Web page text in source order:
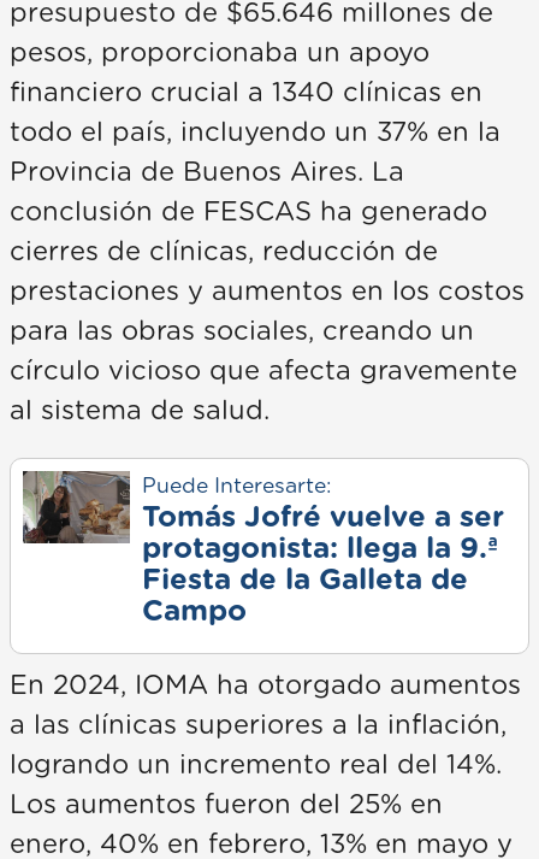
presupuesto de $65.646 millones de
pesos, proporcionaba un apoyo
financiero crucial a 1340 clínicas en
todo el país, incluyendo un 37% en la
Provincia de Buenos Aires. La
conclusión de FESCAS ha generado
cierres de clínicas, reducción de
prestaciones y aumentos en los costos
para las obras sociales, creando un
círculo vicioso que afecta gravemente
al sistema de salud.
Puede Interesarte:
Tomás Jofré vuelve a ser
protagonista: llega la 9.ª
Fiesta de la Galleta de
Campo
En 2024, IOMA ha otorgado aumentos
a las clínicas superiores a la inflación,
logrando un incremento real del 14%.
Los aumentos fueron del 25% en
enero, 40% en febrero, 13% en mayo y